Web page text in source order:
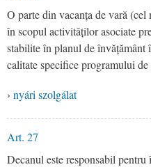
O parte din vacanța de vară
în scopul activităților asociate
stabilite în planul de învățământ
calitate specifice programului de
› nyári szolgálat
Art. 27
Decanul este responsabil